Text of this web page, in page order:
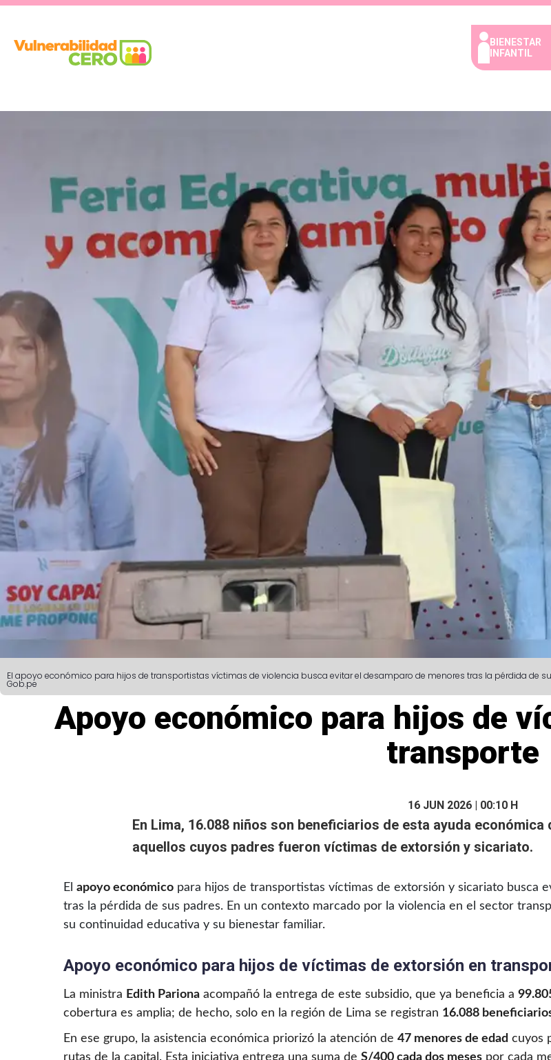
BIENESTAR
INFANTIL
El apoyo económico para hijos de transportistas víctimas de violencia busca evitar el desamparo de menores tras la pérdida de
Gob.pe
Apoyo económico para hijos de
transporte
16 JUN 2026 | 00:10 H
En Lima, 16.088 niños son beneficiarios de esta ayuda económica
aquellos cuyos padres fueron víctimas de extorsión y sicariato.
El apoyo económico para hijos de transportistas víctimas de extorsión y sicariato busca
tras la pérdida de sus padres. En un contexto marcado por la violencia en el sector
su continuidad educativa y su bienestar familiar.
Apoyo económico para hijos de víctimas de extorsión en
La ministra Edith Pariona acompañó la entrega de este subsidio, que ya beneficia a
cobertura es amplia; de hecho, solo en la región de Lima se registran 16.088
En ese grupo, la asistencia económica priorizó la atención de 47 menores de edad cuyos
rutas de la capital. Esta iniciativa entrega una suma de S/400 cada dos meses por cada